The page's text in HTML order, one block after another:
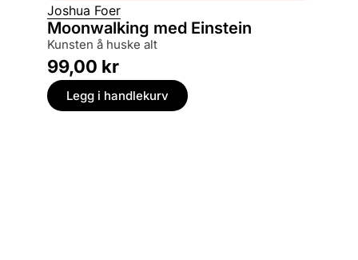
Joshua Foer
Moonwalking med Einstein
kunsten å huske alt
99,00 kr
Legg i handlekurv